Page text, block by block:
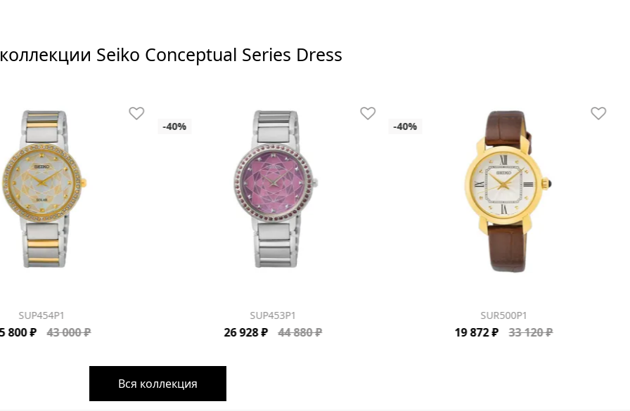
Seiko Conceptual Series Dress
SUP454P1
800 ₽ 43 000 ₽
SUP453P1
26 928 ₽ 44 880 ₽
SUR500P1
19 872 ₽ 33 120 ₽
Вся коллекция